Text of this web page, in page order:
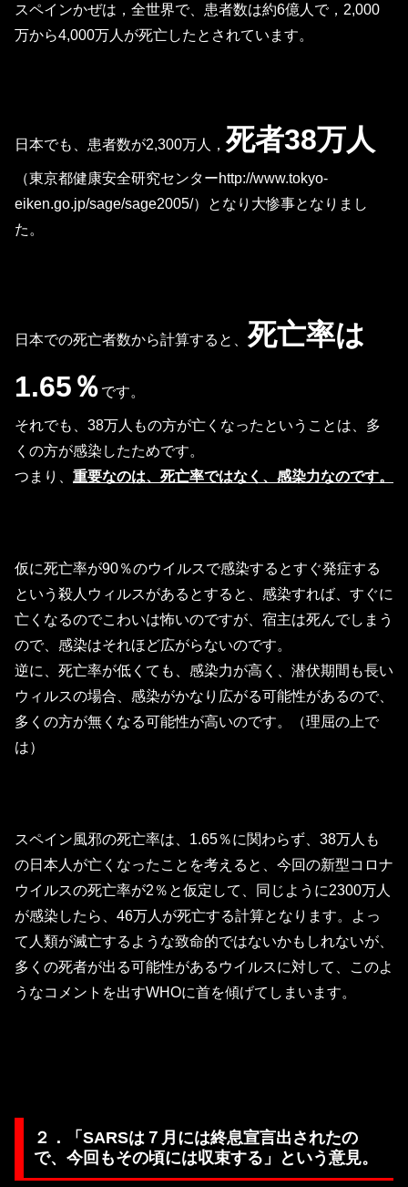
スペインかぜは，全世界で、患者数は約6億人で，2,000
万から4,000万人が死亡したとされています。
日本でも、患者数が2,300万人， 死者38万人
（東京都健康安全研究センターhttp://www.tokyo-
eiken.go.jp/sage/sage2005/）となり大惨事となりまし
た。
日本での死亡者数から計算すると、 死亡率は
1.65％ です。
それでも、38万人もの方が亡くなったということは、多
くの方が感染したためです。
つまり、 重要なのは、死亡率ではなく、感染力なのです。
仮に死亡率が90％のウイルスで感染するとすぐ発症する
という殺人ウィルスがあるとすると、感染すれば、すぐに
亡くなるのでこわいは怖いのですが、宿主は死んでしまう
ので、感染はそれほど広がらないのです。
逆に、死亡率が低くても、感染力が高く、潜伏期間も長い
ウィルスの場合、感染がかなり広がる可能性があるので、
多くの方が無くなる可能性が高いのです。（理屈の上で
は）
スペイン風邪の死亡率は、1.65％に関わらず、38万人も
の日本人が亡くなったことを考えると、今回の新型コロナ
ウイルスの死亡率が2％と仮定して、同じように2300万人
が感染したら、46万人が死亡する計算となります。よっ
て人類が滅亡するような致命的ではないかもしれないが、
多くの死者が出る可能性があるウイルスに対して、このよ
うなコメントを出すWHOに首を傾げてしまいます。
２．「SARSは７月には終息宣言出されたの
で、今回もその頃には収束する」という意見。